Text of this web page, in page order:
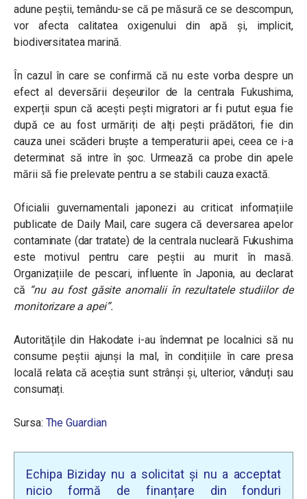
adune peștii, temându-se că pe măsură ce se descompun,
vor afecta calitatea oxigenului din apă și, implicit,
biodiversitatea marină.
În cazul în care se confirmă că nu este vorba despre un
efect al deversării deșeurilor de la centrala Fukushima,
experții spun că acești pești migratori ar fi putut eșua fie
după ce au fost urmăriți de alți pești prădători, fie din
cauza unei scăderi bruște a temperaturii apei, ceea ce i-a
determinat să intre în șoc. Urmează ca probe din apele
mării să fie prelevate pentru a se stabili cauza exactă.
Oficialii guvernamentali japonezi au criticat informațiile
publicate de Daily Mail, care sugera că deversarea apelor
contaminate (dar tratate) de la centrala nucleară Fukushima
este motivul pentru care peștii au murit în masă.
Organizațiile de pescari, influente în Japonia, au declarat
că “nu au fost găsite anomalii în rezultatele studiilor de
monitorizare a apei”.
Autoritățile din Hakodate i-au îndemnat pe localnici să nu
consume peștii ajunși la mal, în condițiile în care presa
locală relata că aceștia sunt strânși și, ulterior, vânduți sau
consumați.
Sursa: The Guardian
Echipa Biziday nu a solicitat și nu a acceptat
nicio formă de finanțare din fonduri